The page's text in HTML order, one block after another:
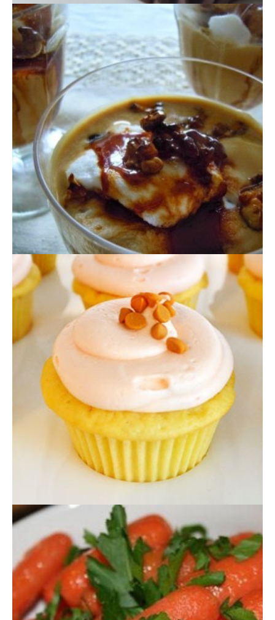
NATILLAS AL CARAMELO LIQUIDO CON
NUECES CARAMELIZADAS
CUPCAKES
ZANAHORIAS CARAMELIZADAS